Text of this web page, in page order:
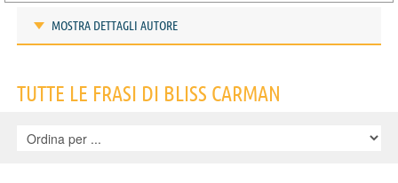
MOSTRA DETTAGLI AUTORE
TUTTE LE FRASI DI BLISS CARMAN